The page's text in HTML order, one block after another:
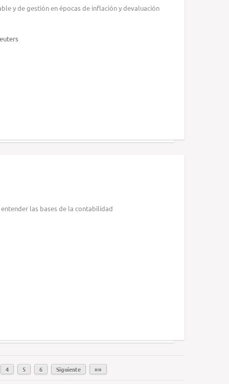
y de gestión en épocas de inflación y devaluación
las bases de la contabilidad
4 5 6 Siguiente »»